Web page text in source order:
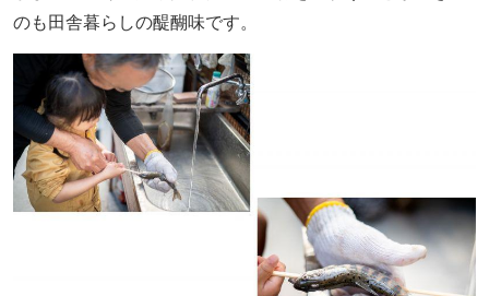
のも田舎暮らしの醍醐味です。